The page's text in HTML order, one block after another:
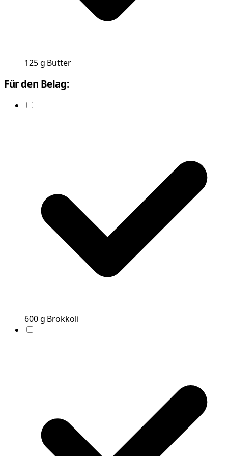
125g Butter
Für den Belag:
600g Brokkoli